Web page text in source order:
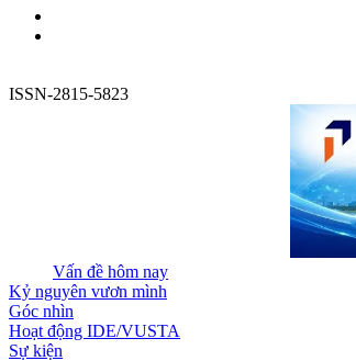
ISSN-2815-5823
Vấn đề hôm nay
Kỷ nguyên vươn mình
Góc nhìn
Hoạt động IDE/VUSTA
Sự kiện